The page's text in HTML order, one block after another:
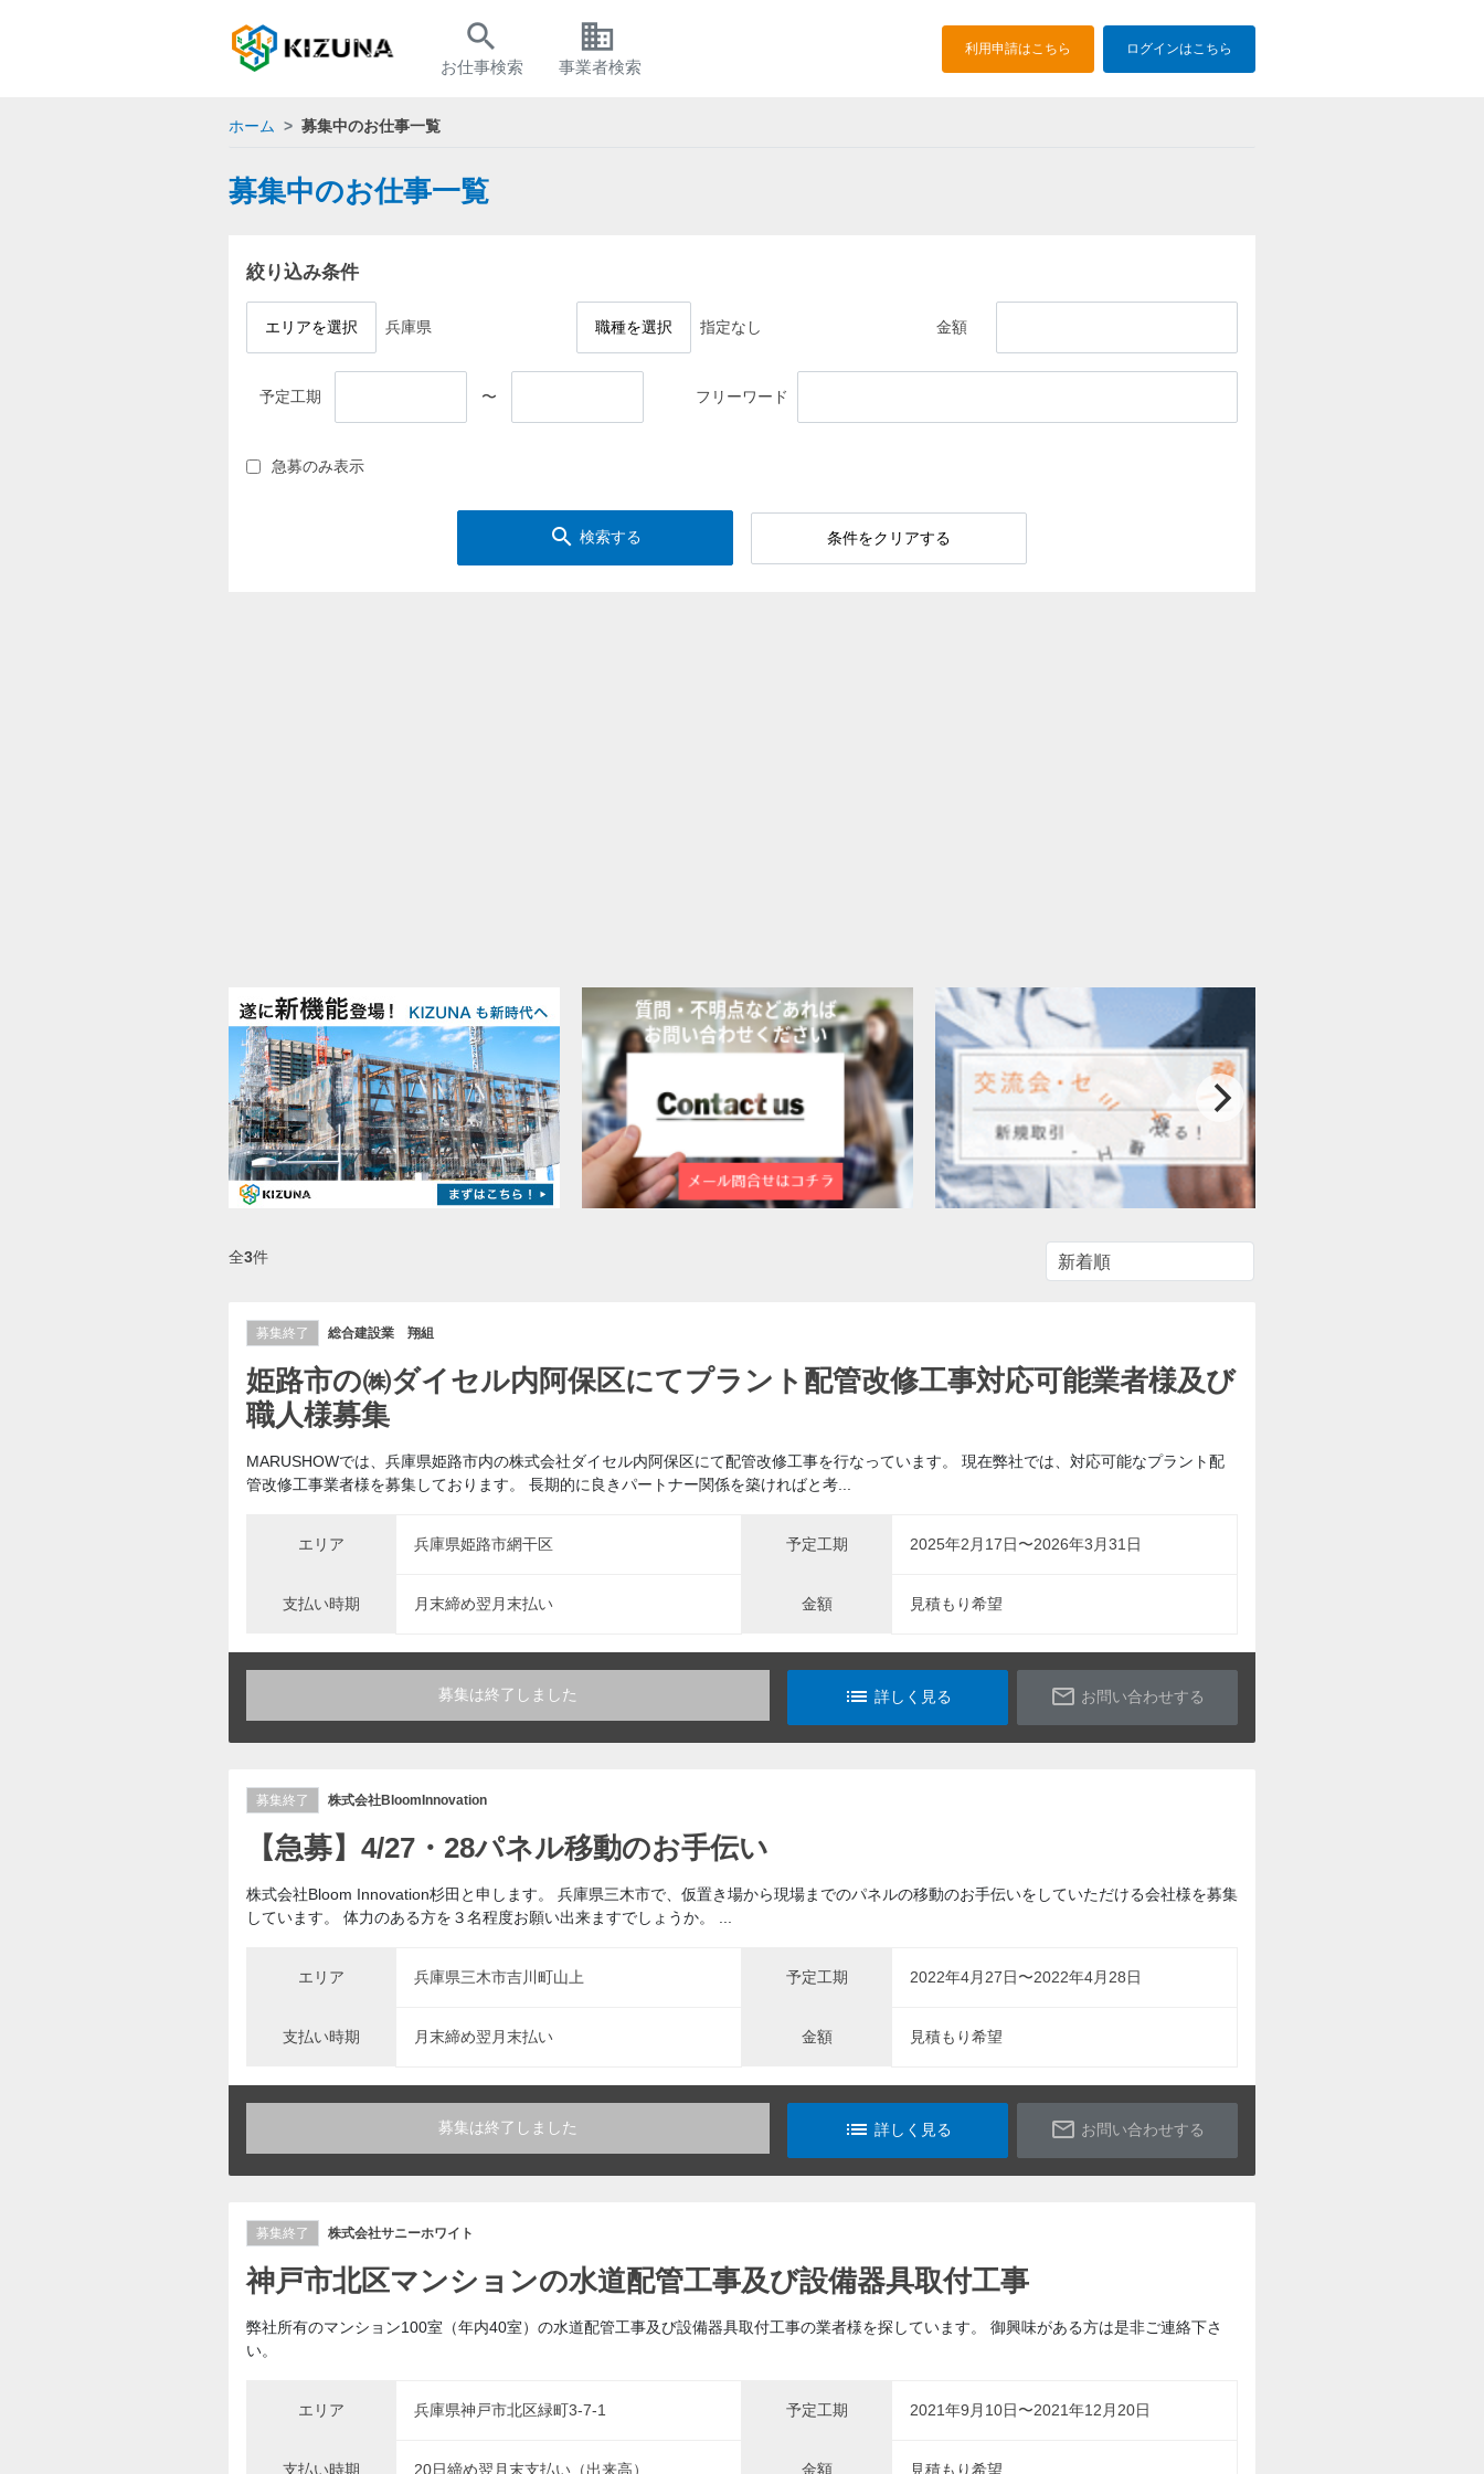
search
お仕事検索
business
事業者検索
利用申請はこちら ログインはこちら
ホーム 募集中のお仕事一覧
募集中のお仕事一覧
絞り込み条件
エリアを選択 兵庫県 職種を選択 指定なし 金額
予定工期 〜 フリーワード
急募のみ表示
search 検索する 条件をクリアする
全3件
募集終了 総合建設業 翔組
姫路市の㈱ダイセル内阿保区にてプラント配管改修工事対応可能業者様及び
職人様募集
MARUSHOWでは、兵庫県姫路市内の株式会社ダイセル内阿保区にて配管改修工事を行なっています。 現在弊社では、対応可能なプラント配
管改修工事業者様を募集しております。 長期的に良きパートナー関係を築ければと考...
エリア 兵庫県姫路市網干区 予定工期 2025年2月17日〜2026年3月31日
支払い時期 月末締め翌月末払い 金額 見積もり希望
募集は終了しました list_alt
詳しく見る mail_outline お問い合わせする
募集終了 株式会社BloomInnovation
【急募】4/27・28パネル移動のお手伝い
株式会社Bloom Innovation杉田と申します。 兵庫県三木市で、仮置き場から現場までのパネルの移動のお手伝いをしていただける会社様を募集
しています。 体力のある方を３名程度お願い出来ますでしょうか。 ...
エリア 兵庫県三木市吉川町山上 予定工期 2022年4月27日〜2022年4月28日
支払い時期 月末締め翌月末払い 金額 見積もり希望
募集は終了しました list_alt
詳しく見る mail_outline お問い合わせする
募集終了 株式会社サニーホワイト
神戸市北区マンションの水道配管工事及び設備器具取付工事
弊社所有のマンション100室（年内40室）の水道配管工事及び設備器具取付工事の業者様を探しています。 御興味がある方は是非ご連絡下さ
い。
エリア 兵庫県神戸市北区緑町3-7-1 予定工期 2021年9月10日〜2021年12月20日
支払い時期 20日締め翌月末支払い（出来高） 金額 見積もり希望